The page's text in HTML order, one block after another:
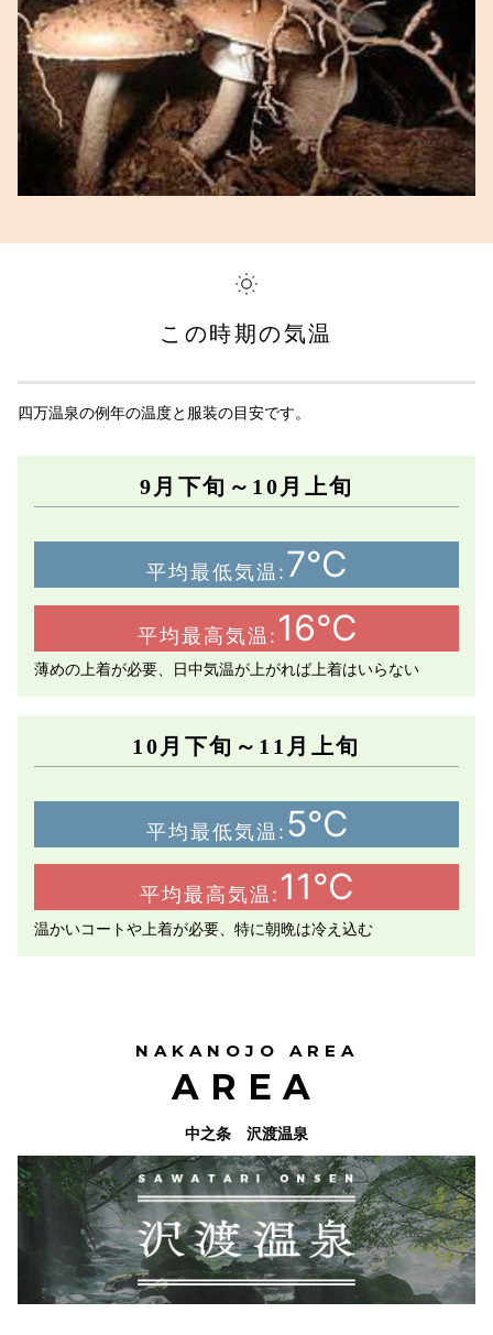
この時期の気温
四万温泉の例年の温度と服装の目安です。
9月下旬～10月上旬
平均最低気温:7℃
平均最高気温: 16℃
薄めの上着が必要、日中気温が上がれば上着はいらない
10月下旬～11月上旬
平均最低気温: 5℃
平均最高気温: 11℃
温かいコートや上着が必要、特に朝晩は冷え込む
NAKANOJO AREA
AREA
中之条 沢渡温泉